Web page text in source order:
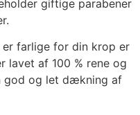
giftige parabener
farlige for din krop er
lavet af 100 % rene og
god og let dækning af